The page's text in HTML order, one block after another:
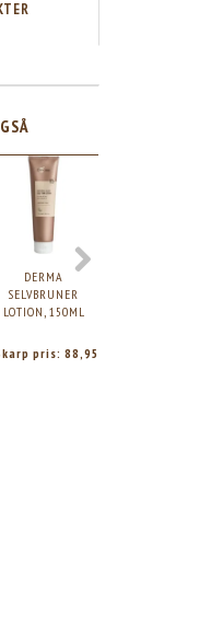
DERMA
SELVBRUNER
LOTION, 150ML
pris:88,95